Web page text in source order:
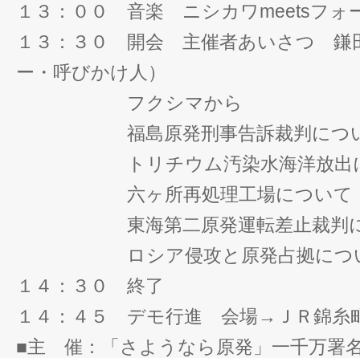
１３：００ 音楽 ニシカワmeetsフォ
１３：３０ 開会 主催者あいさつ 鎌
ー・呼びかけ人）
フクシマから
福島原発刑事告訴裁判につ
トリチウム汚染水海洋放出に
六ヶ所再処理工場について
東海第二原発運転差止裁判に
ロシア侵攻と原発占拠につ
１４：３０ 終了
１４：４５ デモ行進 会場→ＪＲ錦糸
■主 催：「さようなら原発」一千万署